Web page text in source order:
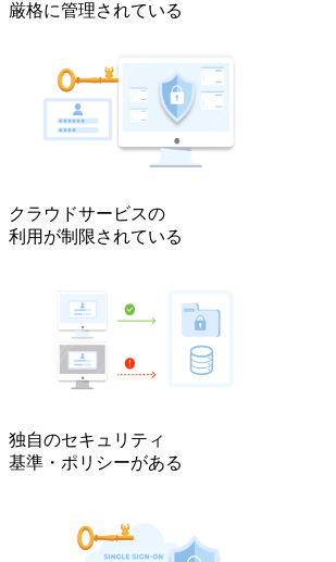
厳格に管理されている
クラウドサービスの
利用が制限されている
独自のセキュリティ
基準・ポリシーがある